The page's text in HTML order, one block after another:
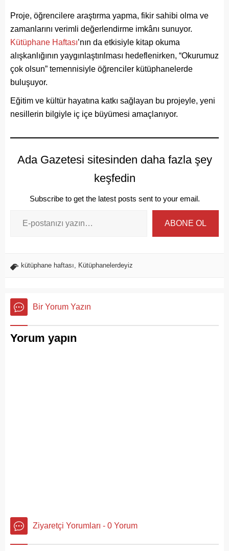
Proje, öğrencilere araştırma yapma, fikir sahibi olma ve
zamanlarını verimli değerlendirme imkânı sunuyor.
Kütüphane Haftası’nın da etkisiyle kitap okuma
alışkanlığının yaygınlaştırılması hedeflenirken, “Okurumuz
çok olsun” temennisiyle öğrenciler kütüphanelerde
buluşuyor.
Eğitim ve kültür hayatına katkı sağlayan bu projeyle, yeni
nesillerin bilgiyle iç içe büyümesi amaçlanıyor.
Ada Gazetesi sitesinden daha fazla şey
keşfedin
Subscribe to get the latest posts sent to your email.
ABONE OL
kütüphane haftası Kütüphanelerdeyiz
Bir Yorum Yazın
Yorum yapın
Ziyaretçi Yorumları - 0 Yorum